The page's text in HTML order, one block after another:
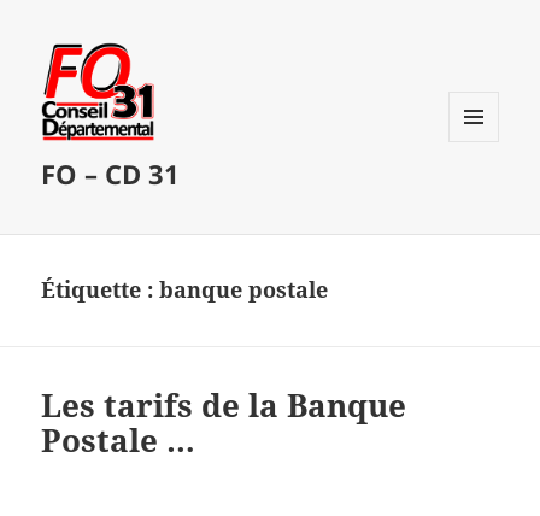
FO – CD 31
Étiquette :banque postale
Les tarifs de la Banque
Postale …